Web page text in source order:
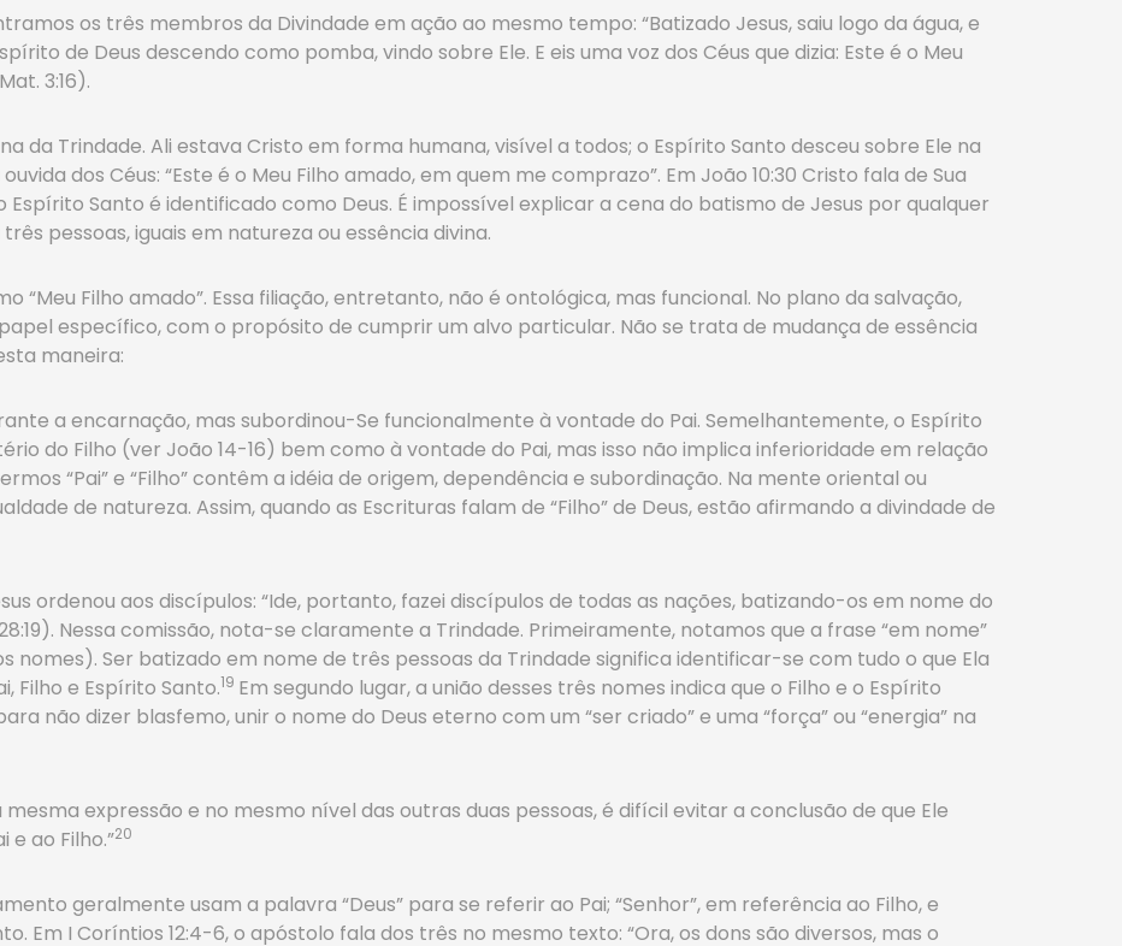
os três membros da Divindade em ação ao mesmo tempo: “Batizado Jesus, saiu logo da água, e
de Deus descendo como pomba, vindo sobre Ele. E eis uma voz dos Céus que dizia: Este é o Meu
3:16).
da Trindade. Ali estava Cristo em forma humana, visível a todos; o Espírito Santo desceu sobre Ele na
dos Céus: “Este é o Meu Filho amado, em quem me comprazo”. Em João 10:30 Cristo fala de Sua
Espírito Santo é identificado como Deus. É impossível explicar a cena do batismo de Jesus por qualquer
pessoas, iguais em natureza ou essência divina.
“Meu Filho amado”. Essa filiação, entretanto, não é ontológica, mas funcional. No plano da salvação,
específico, com o propósito de cumprir um alvo particular. Não se trata de mudança de essência
maneira:
a encarnação, mas subordinou-Se funcionalmente à vontade do Pai. Semelhantemente, o Espírito
do Filho (ver João 14-16) bem como à vontade do Pai, mas isso não implica inferioridade em relação
“Pai” e “Filho” contêm a idéia de origem, dependência e subordinação. Na mente oriental ou
de natureza. Assim, quando as Escrituras falam de “Filho” de Deus, estão afirmando a divindade de
ordenou aos discípulos: “Ide, portanto, fazei discípulos de todas as nações, batizando-os em nome do
Nessa comissão, nota-se claramente a Trindade. Primeiramente, notamos que a frase “em nome”
nomes). Ser batizado em nome de três pessoas da Trindade significa identificar-se com tudo o que Ela
Filho e Espírito Santo.19 Em segundo lugar, a união desses três nomes indica que o Filho e o Espírito
não dizer blasfemo, unir o nome do Deus eterno com um “ser criado” e uma “força” ou “energia” na
expressão e no mesmo nível das outras duas pessoas, é difícil evitar a conclusão de que Ele
ao Filho.”20
geralmente usam a palavra “Deus” para se referir ao Pai; “Senhor”, em referência ao Filho, e
Em I Coríntios 12:4-6, o apóstolo fala dos três no mesmo texto: “Ora, os dons são diversos, mas o